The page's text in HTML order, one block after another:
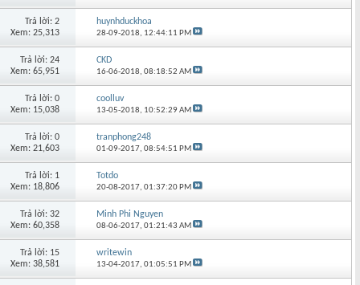
Trả lời: 2
Xem: 25,313
huynhduckhoa
28-09-2018, 12:44:11 PM
Trả lời: 24
Xem: 65,951
CKD
16-06-2018,08:18:52 AM
Trả lời: 0
Xem: 15,038
coolluv
13-05-2018, 10:52:29 AM
Trả lời: 0
Xem: 21,603
tranphong248
01-09-2017,08:54:51 PM
Trả lời: 1
Xem: 18,806
Totdo
20-08-2017,01:37:20 PM
Trả lời: 32
Xem: 60,358
Minh Phi Nguyen
08-06-2017,01:21:43 AM
Trả lời: 15
Xem: 38,581
writewin
13-04-2017,01:05:51 PM